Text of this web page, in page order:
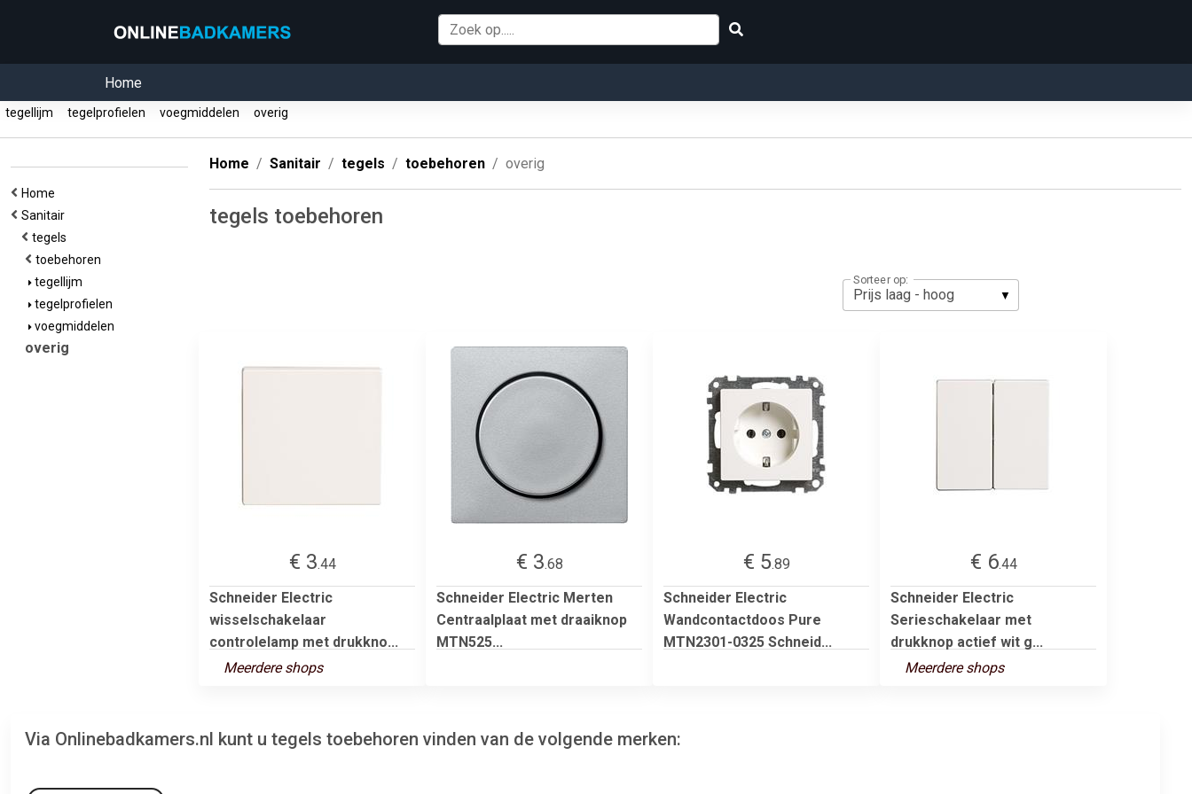
Home
tegellijm tegelprofielen voegmiddelen overig
Home
Sanitair
tegels
toebehoren
tegellijm
tegelprofielen
voegmiddelen
overig
Home Sanitair tegels toebehoren overig
tegels toebehoren
Sorteer op:
€ 3.44
Schneider Electric
wisselschakelaar
controlelamp met drukkno...
Meerdere shops
€ 3.68
Schneider Electric Merten
Centraalplaat met draaiknop
MTN525...
€ 5.89
Schneider Electric
Wandcontactdoos Pure
MTN2301-0325 Schneid...
€ 6.44
Schneider Electric
Serieschakelaar met
drukknop actief wit g...
Meerdere shops
Via Onlinebadkamers.nl kunt u tegels toebehoren vinden van de volgende merken: